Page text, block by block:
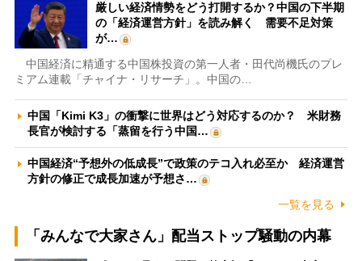
厳しい経済情勢をどう打開するか？中国の下半期
の「経済運営方針」を読み解く 需要不足対策
が…
中国経済に精通する中国株投資の第一人者・田代尚機氏のプレ
ミアム連載「チャイナ・リサーチ」。中国の…
中国「Kimi K3」の衝撃に世界はどう対応するのか？ 米財務
長官が検討する「蒸留を行う中国…
中国経済“予想外の低成長”で政策のテコ入れ必至か 経済運営
方針の修正で成長加速が予想さ…
一覧を見る
「みんなで大家さん」配当ストップ騒動の内幕